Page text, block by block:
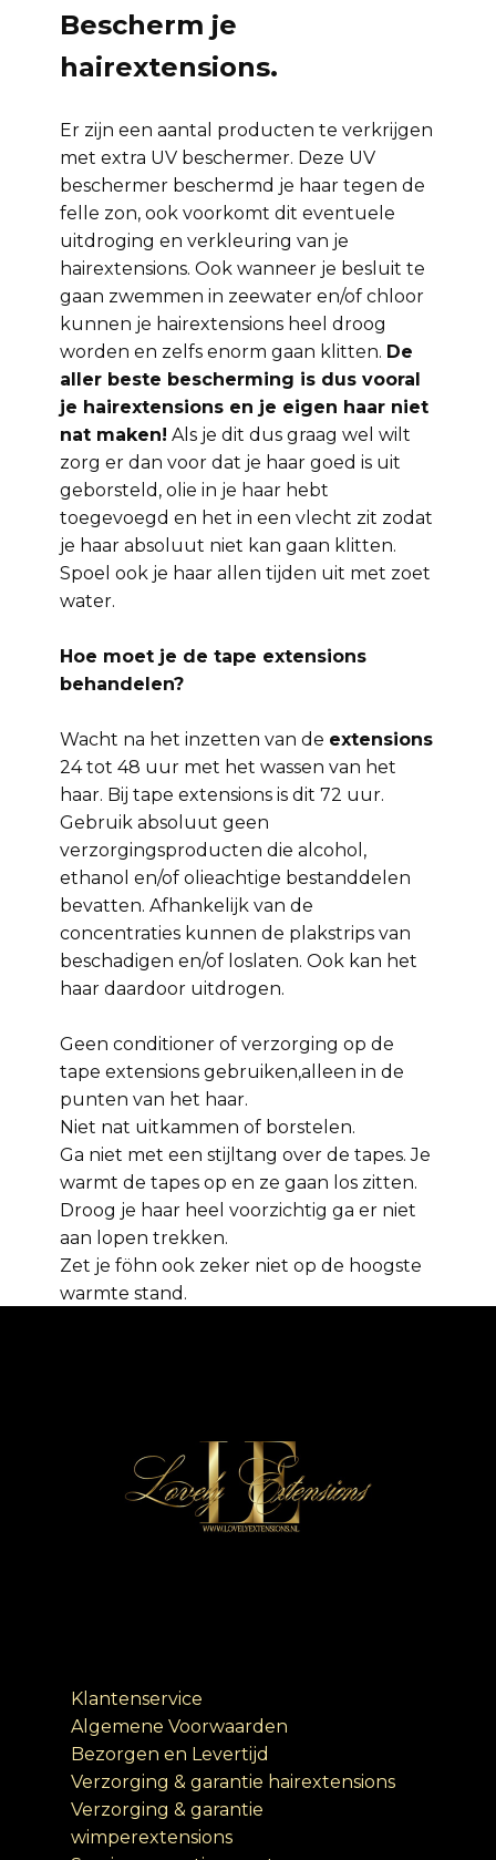
Bescherm je
hairextensions.
Er zijn een aantal producten te verkrijgen
met extra UV beschermer. Deze UV
beschermer beschermd je haar tegen de
felle zon, ook voorkomt dit eventuele
uitdroging en verkleuring van je
hairextensions. Ook wanneer je besluit te
gaan zwemmen in zeewater en/of chloor
kunnen je hairextensions heel droog
worden en zelfs enorm gaan klitten. De
aller beste bescherming is dus vooral
je hairextensions en je eigen haar niet
nat maken! Als je dit dus graag wel wilt
zorg er dan voor dat je haar goed is uit
geborsteld, olie in je haar hebt
toegevoegd en het in een vlecht zit zodat
je haar absoluut niet kan gaan klitten.
Spoel ook je haar allen tijden uit met zoet
water.
Hoe moet je de tape extensions
behandelen?
Wacht na het inzetten van de extensions
24 tot 48 uur met het wassen van het
haar. Bij tape extensions is dit 72 uur.
Gebruik absoluut geen
verzorgingsproducten die alcohol,
ethanol en/of olieachtige bestanddelen
bevatten. Afhankelijk van de
concentraties kunnen de plakstrips van
beschadigen en/of loslaten. Ook kan het
haar daardoor uitdrogen.
Geen conditioner of verzorging op de
tape extensions gebruiken,alleen in de
punten van het haar.
Niet nat uitkammen of borstelen.
Ga niet met een stijltang over de tapes. Je
warmt de tapes op en ze gaan los zitten.
Droog je haar heel voorzichtig ga er niet
aan lopen trekken.
Zet je föhn ook zeker niet op de hoogste
warmte stand.
Klantenservice
Algemene Voorwaarden
Bezorgen en Levertijd
Verzorging & garantie hairextensions
Verzorging & garantie
wimperextensions